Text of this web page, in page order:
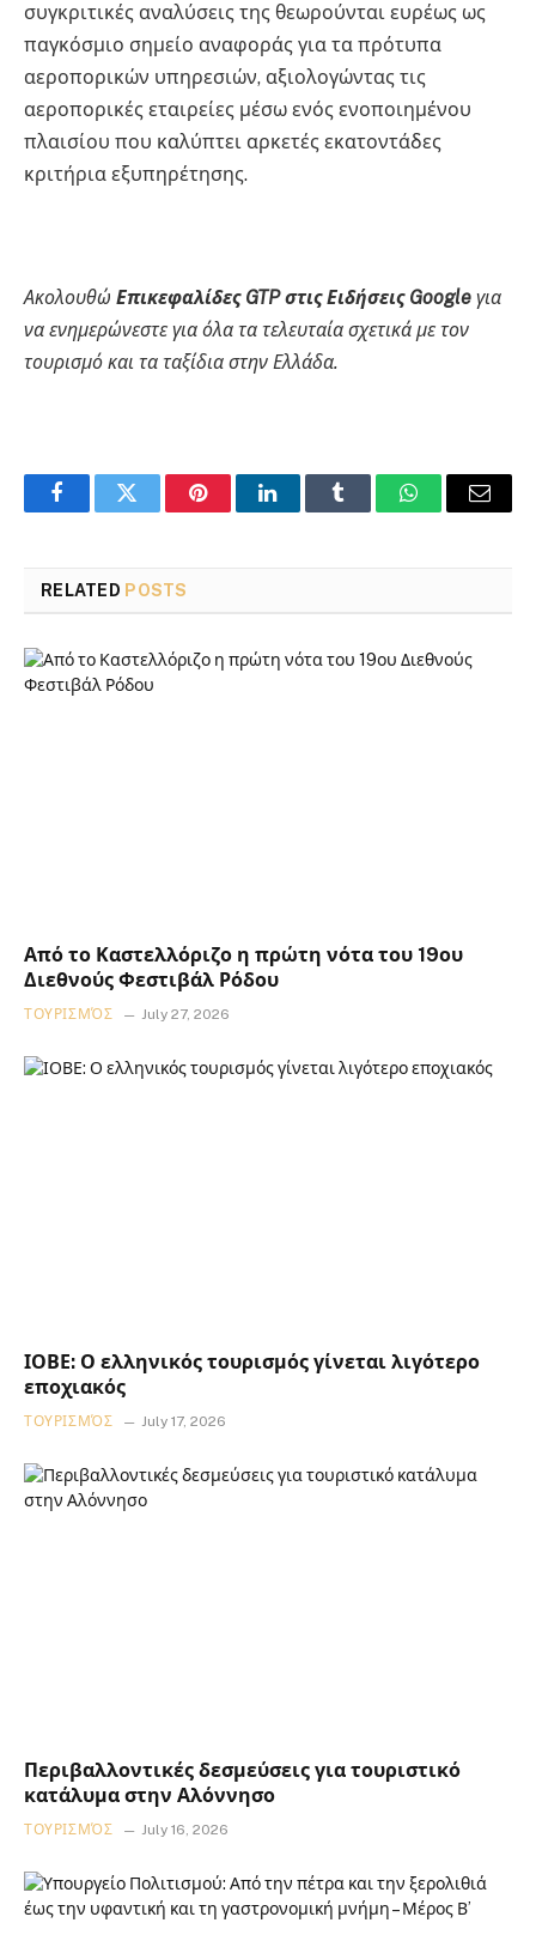
συγκριτικές αναλύσεις της θεωρούνται ευρέως ως
παγκόσμιο σημείο αναφοράς για τα πρότυπα
αεροπορικών υπηρεσιών, αξιολογώντας τις
αεροπορικές εταιρείες μέσω ενός ενοποιημένου
πλαισίου που καλύπτει αρκετές εκατοντάδες
κριτήρια εξυπηρέτησης.
Ακολουθώ Επικεφαλίδες GTP στις Ειδήσεις Google για
να ενημερώνεστε για όλα τα τελευταία σχετικά με τον
τουρισμό και τα ταξίδια στην Ελλάδα.
FacebookTwitter PinterestLinkedInTumblr WhatsAppEmail
RELATED POSTS
Από το Καστελλόριζο η πρώτη νότα του 19ου
Διεθνούς Φεστιβάλ Ρόδου
ΤΟΥΡΙΣΜΌΣ July 27, 2026
ΙΟΒΕ: Ο ελληνικός τουρισμός γίνεται λιγότερο
εποχιακός
ΤΟΥΡΙΣΜΌΣ July 17, 2026
Περιβαλλοντικές δεσμεύσεις για τουριστικό
κατάλυμα στην Αλόννησο
ΤΟΥΡΙΣΜΌΣ July 16, 2026